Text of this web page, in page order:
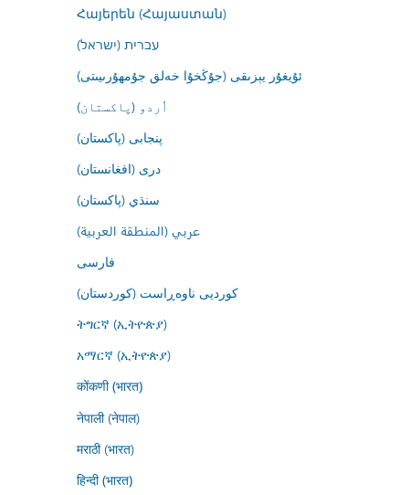
Հայերեն (Հայաստան)
עברית (ישראל)
ئۇيغۇر يېزىقى (جۇڭخۇا خەلق جۇمھۇرىيىتى)
اُردو (پاکستان)
پنجابی (پاکستان)
درى (افغانستان)
سنڌي (پاکستان)
عربي (المنطقة العربية)
فارسى
کوردیی ناوەڕاست (کوردستان)
ትግርኛ (ኢትዮጵያ)
አማርኛ (ኢትዮጵያ)
कोंकणी (भारत)
नेपाली (नेपाल)
मराठी (भारत)
हिन्दी (भारत)